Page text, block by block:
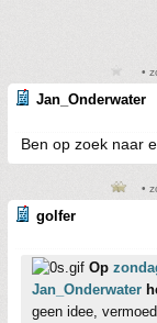
•
Jan_Onderwater
Ben op zoek naar
•
golfer
Op
Jan_Onderwater
geen idee,